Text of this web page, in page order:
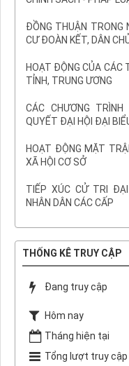
ĐỒNG THUẬN TRONG
CƯ ĐOÀN KẾT, DÂN
HOẠT ĐỘNG CỦA CÁC
TỈNH, TRUNG ƯƠNG
CÁC CHƯƠNG
QUYẾT ĐẠI HỘI ĐẠI
HOẠT ĐỘNG MẶT
XÃ HỘI CƠ SỞ
TIẾP XÚC CỬ TRI
NHÂN DÂN CÁC CẤP
THỐNG KÊ TRUY CẬP
Đang truy cập
Hôm nay
Tháng hiện tại
Tổng lượt truy cập